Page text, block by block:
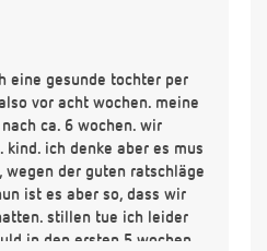
eine gesunde tochter per
vor acht wochen. meine
ca. 6 wochen. wir
kind. ich denke aber es mus
wegen der guten ratschläge
ist es aber so, dass wir
stillen tue ich leider
in den ersten 5 wochen.